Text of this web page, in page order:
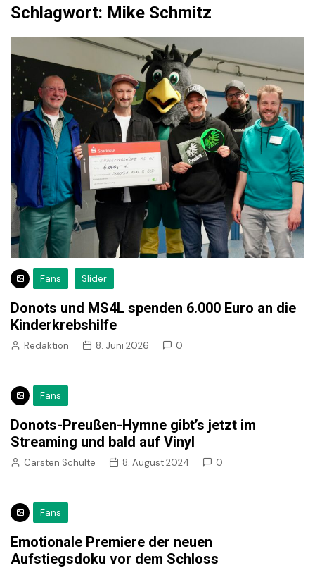
Schlagwort: Mike Schmitz
Fans Slider
Donots und MS4L spenden 6.000 Euro an die
Kinderkrebshilfe
Redaktion 8. Juni 2026 0
Fans
Donots-Preußen-Hymne gibt’s jetzt im
Streaming und bald auf Vinyl
Carsten Schulte 8. August 2024 0
Fans
Emotionale Premiere der neuen
Aufstiegsdoku vor dem Schloss